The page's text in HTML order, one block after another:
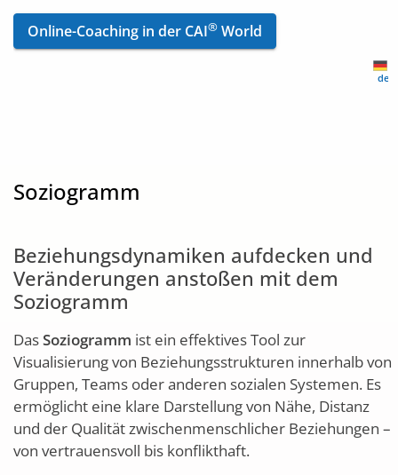
Online-Coaching in der CAI® World
de-
Soziogramm
Beziehungsdynamiken aufdecken und
Veränderungen anstoßen mit dem
Soziogramm
DasSoziogramm ist ein effektives Tool zur
Visualisierung von Beziehungsstrukturen innerhalb von
Gruppen, Teams oder anderen sozialen Systemen. Es
ermöglicht eine klare Darstellung von Nähe, Distanz
und der Qualität zwischenmenschlicher Beziehungen –
von vertrauensvoll bis konflikthaft.